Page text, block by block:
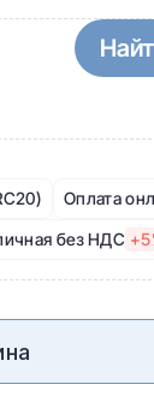
Оплата
без НДС